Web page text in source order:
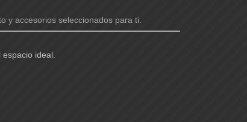
y accesorios seleccionados para ti.
ideal.